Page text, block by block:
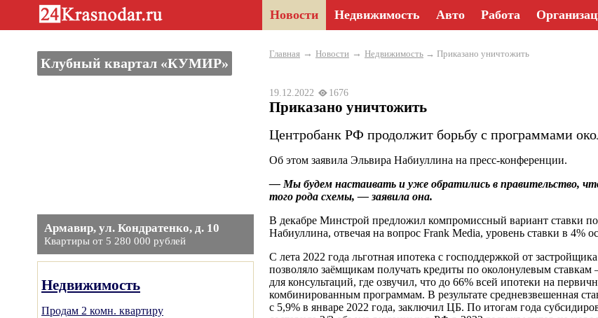
Новости Недвижимость Авто Работа
Клубный квартал «КУМИР»
Армавир, ул. Кондратенко, д. 10
Квартиры от 5 280 000 рублей
Недвижимость
Продам 2 комн. квартиру
Главная → Новости → Недвижимость → Приказано уничтожить
19.12.2022 1676
Приказано уничтожить
Центробанк РФ продолжит борьбу с программами
Об этом заявила Эльвира Набиуллина на пресс-конференции.
— Мы будем настаивать и уже обратились в правительство,
того рода схемы, — заявила она.
В декабре Минстрой предложил компромиссный вариант ставки
Набиуллина, отвечая на вопрос Frank Media, уровень ставки в 4%
С лета 2022 года льготная ипотека с господдержкой от
позволяло заёмщикам получать кредиты по околонулевым
для консультаций, где озвучил, что до 66% всей ипотеки на
комбинированным программам. В результате средневзвешенная
с 5,9% в январе 2022 года, заключил ЦБ. По итогам года